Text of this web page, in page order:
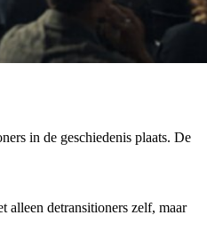
in de geschiedenis plaats. De
alleen detransitioners zelf, maar